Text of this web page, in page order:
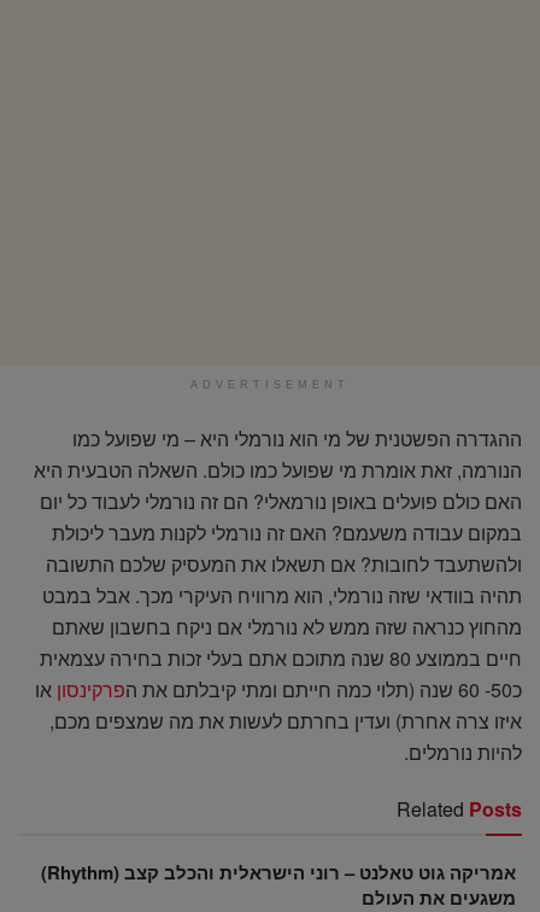
ADVERTISEMENT
ההגדרה הפשטנית של מי הוא נורמלי היא – מי שפועל כמו
הנורמה, זאת אומרת מי שפועל כמו כולם. השאלה הטבעית היא
האם כולם פועלים באופן נורמאלי? הם זה נורמלי לעבוד כל יום
במקום עבודה משעמם? האם זה נורמלי לקנות מעבר ליכולת
ולהשתעבד לחובות? אם תשאלו את המעסיק שלכם התשובה
תהיה בוודאי שזה נורמלי, הוא מרוויח העיקרי מכך. אבל במבט
מהחוץ כנראה שזה ממש לא נורמלי אם ניקח בחשבון שאתם
חיים בממוצע 80 שנה מתוכם אתם בעלי זכות בחירה עצמאית
כ50- 60 שנה (תלוי כמה חייתם ומתי קיבלתם את ה
פרקינסון או
איזו צרה אחרת) ועדין בחרתם לעשות את מה שמצפים מכם,
להיות נורמלים.
Related Posts
אמריקה גוט טאלנט – רוני הישראלית והכלב קצב (Rhythm)
משגעים את העולם